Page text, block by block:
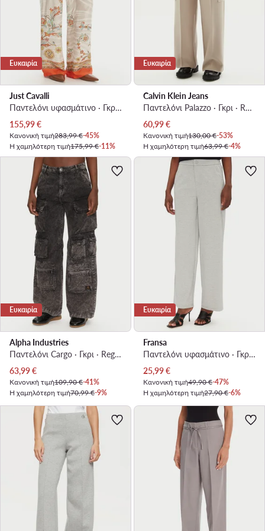
Ευκαιρία
Just Cavalli
Παντελόνι υφασμάτινο · Γκρι · Regular Fit
Τρέχουσα τιμή
155,99€
Κανονική τιμή283,99 €-45%
Η χαμηλότερη τιμή175,99 €-11%
Ευκαιρία
Calvin Klein Jeans
Παντελόνι Palazzo · Γκρι · Relaxed Fit
Τρέχουσα τιμή
60,99€
Κανονική τιμή130,00 €-53%
Η χαμηλότερη τιμή63,99 €-4%
Ευκαιρία
Alpha Industries
Παντελόνι Cargo · Γκρι · Regular Fit
Τρέχουσα τιμή
63,99€
Κανονική τιμή109,90 €-41%
Η χαμηλότερη τιμή70,99 €-9%
Ευκαιρία
Fransa
Παντελόνι υφασμάτινο · Γκρι · Regular Fit
Τρέχουσα τιμή
25,99€
Κανονική τιμή49,90 €-47%
Η χαμηλότερη τιμή27,90 €-6%